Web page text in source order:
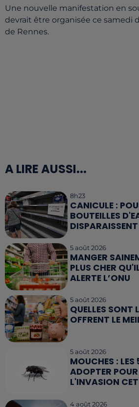
Une nouvelle manifestation en
devrait être organisée ce samedi
de Rennes.
A LIRE AUSSI...
8h23
CANICULE :
BOUTEILLES
5 août 2026
MANGER
PLUS CHER
ALERTE L’ONU
5 août 2026
QUELLES SONT
OFFRENT LE
5 août 2026
MOUCHES : LES
ADOPTER
L'INVASION CET
4 août 2026